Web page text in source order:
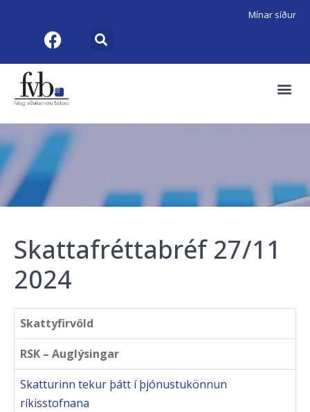
Mínar síður
Skattafréttabréf 27/11
2024
Skattyfirvöld
RSK – Auglýsingar
Skatturinn tekur þátt í þjónustukönnun
ríkisstofnana